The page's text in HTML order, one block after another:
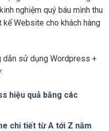
nghiệm quý báu mình thu
Website cho khách hàng
dẫn sử dụng Wordpress +
hiệu quả bằng các
chi tiết từ A tới Z năm